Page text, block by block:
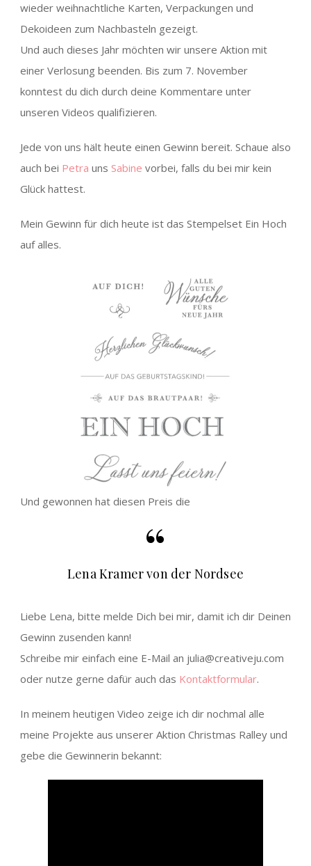
wieder weihnachtliche Karten, Verpackungen und
Dekoideen zum Nachbasteln gezeigt.
Und auch dieses Jahr möchten wir unsere Aktion mit
einer Verlosung beenden. Bis zum 7. November
konntest du dich durch deine Kommentare unter
unseren Videos qualifizieren.
Jede von uns hält heute einen Gewinn bereit. Schaue also
auch bei Petra uns Sabine vorbei, falls du bei mir kein
Glück hattest.
Mein Gewinn für dich heute ist das Stempelset Ein Hoch
auf alles.
Und gewonnen hat diesen Preis die
Lena Kramer von der Nordsee
Liebe Lena, bitte melde Dich bei mir, damit ich dir Deinen
Gewinn zusenden kann!
Schreibe mir einfach eine E-Mail an julia@creativeju.com
oder nutze gerne dafür auch das Kontaktformular.
In meinem heutigen Video zeige ich dir nochmal alle
meine Projekte aus unserer Aktion Christmas Ralley und
gebe die Gewinnerin bekannt: